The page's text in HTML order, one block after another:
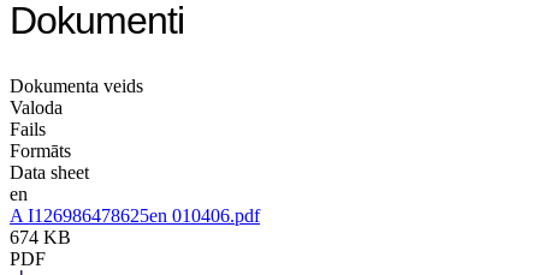
Dokumenti
Dokumenta veids
Valoda
Fails
Formāts
Data sheet
en
A I126986478625en 010406.pdf
674 KB
PDF